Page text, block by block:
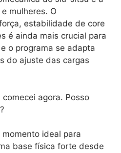
mulheres. O
estabilidade de core
é ainda mais crucial para
o programa se adapta
do ajuste das cargas
agora. Posso
ideal para
base física forte desde